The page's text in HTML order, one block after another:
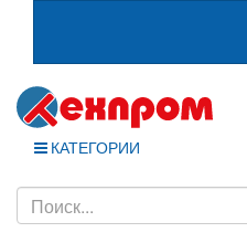
КАТЕГОРИИ